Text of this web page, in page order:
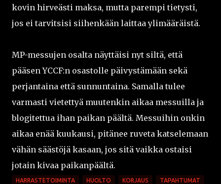
kovin hirveästi maksa, mutta parempi tietysti,
jos ei tarvitsisi siihenkään laittaa ylimääräistä.
MP-messujen osalta näyttäisi nyt siltä, että
pääsen YCCF:n osastolle päivystämään sekä
perjantaina että sunnuntaina. Samalla tulee
varmasti vietettyä muutenkin aikaa messuilla ja
blogitettua ihan paikan päältä. Messuihin onkin
aikaa enää kuukausi, pitänee ruveta katselemaan
vähän säästöjä kasaan, jos sitä vaikka ostaisi
jotain kivaa paikanpäältä.
HARRASTETOIMINTA HUOLTO KORJAUS TAPAHTUMAT